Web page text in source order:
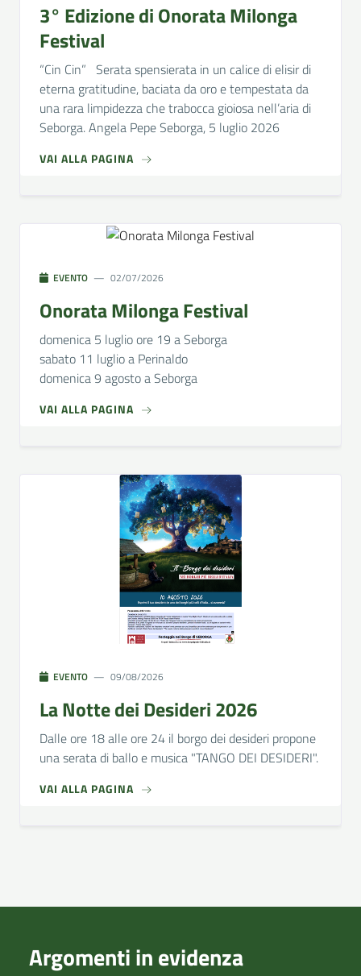
3° Edizione di Onorata Milonga
Festival
“Cin Cin” Serata spensierata in un calice di elisir di
eterna gratitudine, baciata da oro e tempestata da
una rara limpidezza che trabocca gioiosa nell’aria di
Seborga. Angela Pepe Seborga, 5 luglio 2026
VAI ALLA PAGINA
EVENTO 02/07/2026
Onorata Milonga Festival
domenica 5 luglio ore 19 a Seborga
sabato 11 luglio a Perinaldo
domenica 9 agosto a Seborga
VAI ALLA PAGINA
EVENTO 09/08/2026
La Notte dei Desideri 2026
Dalle ore 18 alle ore 24 il borgo dei desideri propone
una serata di ballo e musica "TANGO DEI DESIDERI".
VAI ALLA PAGINA
Argomenti in evidenza